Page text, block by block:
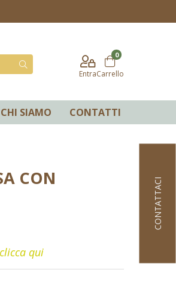
Entra
0
Carrello
CHI SIAMO CONTATTI
CON
clicca qui
CONTATTACI